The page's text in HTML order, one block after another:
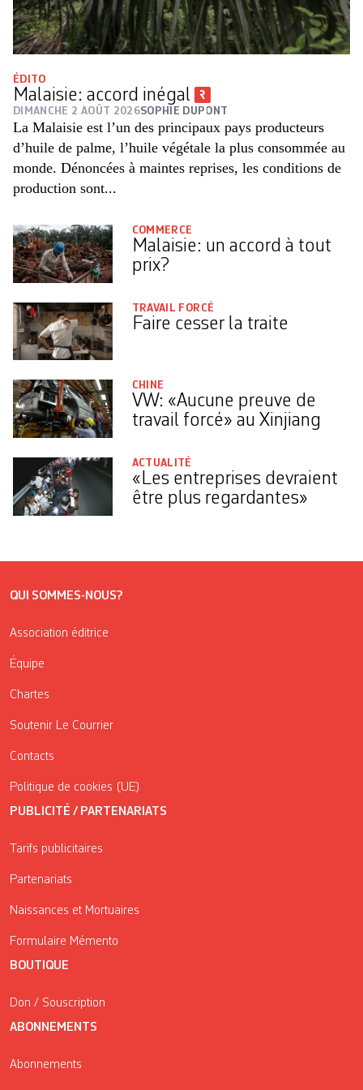
ÉDITO
Malaisie: accord inégal
DIMANCHE 2 AOÛT 2026SOPHIE DUPONT
La Malaisie est l’un des principaux pays producteurs
d’huile de palme, l’huile végétale la plus consommée au
monde. Dénoncées à maintes reprises, les conditions de
production sont...
COMMERCE
Malaisie: un accord à tout
prix?
TRAVAIL FORCÉ
Faire cesser la traite
CHINE
VW: «Aucune preuve de
travail forcé» au Xinjiang
ACTUALITÉ
«Les entreprises devraient
être plus regardantes»
QUI SOMMES-NOUS?
Association éditrice
Équipe
Chartes
Soutenir Le Courrier
Contacts
Politique de cookies (UE)
PUBLICITÉ / PARTENARIATS
Tarifs publicitaires
Partenariats
Naissances et Mortuaires
Formulaire Mémento
BOUTIQUE
Don / Souscription
ABONNEMENTS
Abonnements